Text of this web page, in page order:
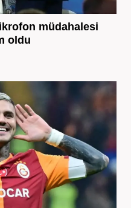
müdahalesi
oldu